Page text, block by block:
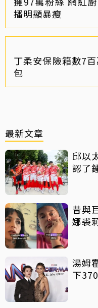
播明顯暴瘦
丁柔安保險箱數7
包
最新文章
邱以
認了
昔與
娜裘
湯姆
下